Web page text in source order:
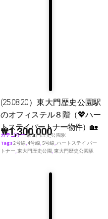
(25.08.20）東大門歴史公園駅
のオフィステル８階（💖ハー
トステイパートナー物件）🏡
₩1,300,000
カテゴリー東大門歴史公園駅
Tags2号線,4号線, 5号線,ハートステイ パー
トナー,東大門歴史公園,東大門歴史公園駅